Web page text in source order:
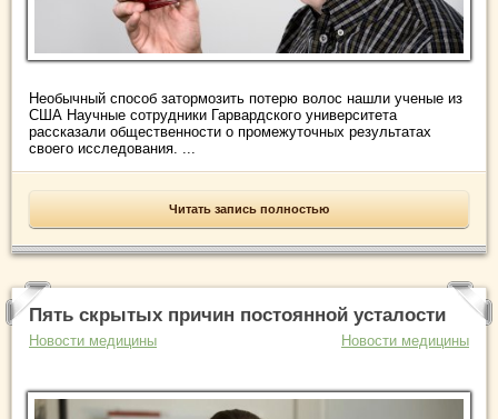
Необычный способ затормозить потерю волос нашли ученые из
США Научные сотрудники Гарвардского университета
рассказали общественности о промежуточных результатах
своего исследования. ...
Читать запись полностью
Пять скрытых причин постоянной усталости
Новости медицины Новости медицины